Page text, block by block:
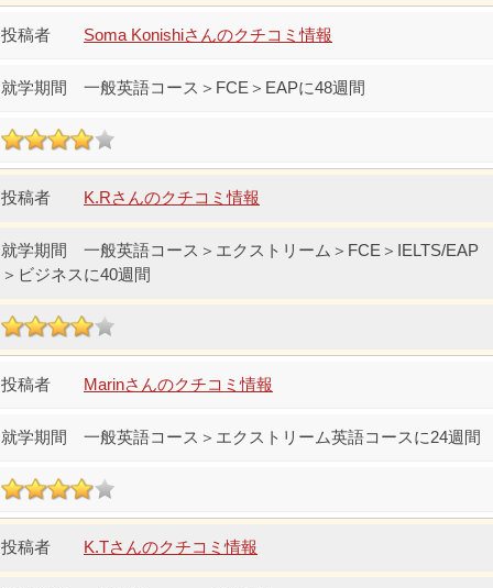
Soma Konishiさんのクチコミ情報
一般英語コース＞FCE＞EAPに48週間
K.Rさんのクチコミ情報
一般英語コース＞エクストリーム＞FCE＞IELTS/EAP
＞ビジネスに40週間
Marinさんのクチコミ情報
一般英語コース＞エクストリーム英語コースに24週間
K.Tさんのクチコミ情報